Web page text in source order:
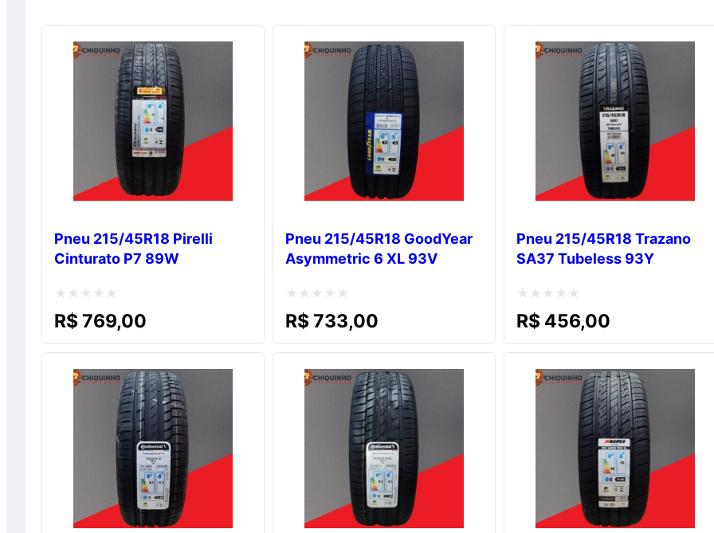
Pneu 215/45R18 Pirelli
Cinturato P7 89W
Avaliação
R$ 769,00
Pneu 215/45R18 GoodYear
Asymmetric 6 XL 93V
Avaliação
R$ 733,00
Pneu 215/45R18 Trazano
SA37 Tubeless 93Y
Avaliação
R$ 456,00